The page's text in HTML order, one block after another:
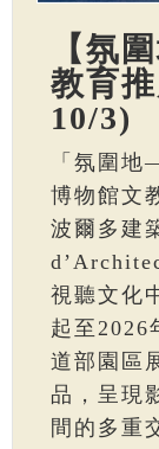
【氛
教育
10/3)
「氛圍
博物館文
波爾多建
視聽文化
起至2026
道部園區
品，呈現
間的多重